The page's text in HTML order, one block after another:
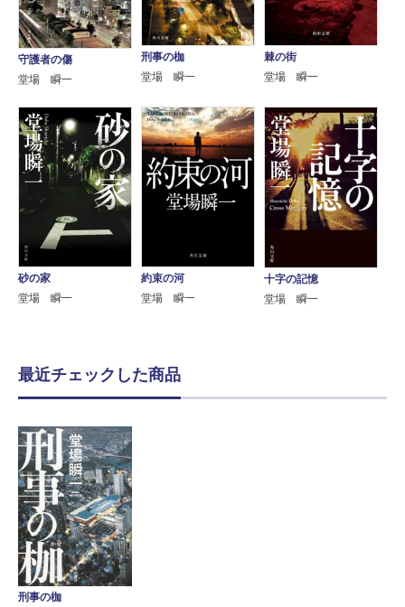
守護者の傷
堂場 瞬一
刑事の枷
堂場 瞬一
棘の街
堂場 瞬一
砂の家
堂場 瞬一
約束の河
堂場 瞬一
十字の記憶
堂場 瞬一
最近チェックした商品
刑事の枷